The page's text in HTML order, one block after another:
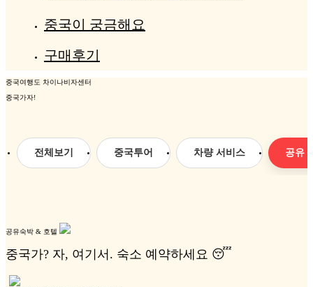
중국이 궁금해요
구매후기
중국여행도 차이나비자센터
중국가자!
전체보기 중국투어 차량 서비스 공유
공유숙박 & 호텔
중국가? 자, 여기서. 숙소 예약하세요 😴